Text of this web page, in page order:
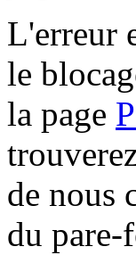
L'erreur
le
la page
de nous
du pare-